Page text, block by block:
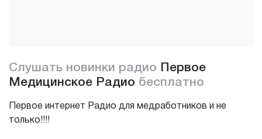
Слушать новинки радио
Первое
Медицинское Радио бесплатно
Первое интернет Радио для медработников и не
только!!!!